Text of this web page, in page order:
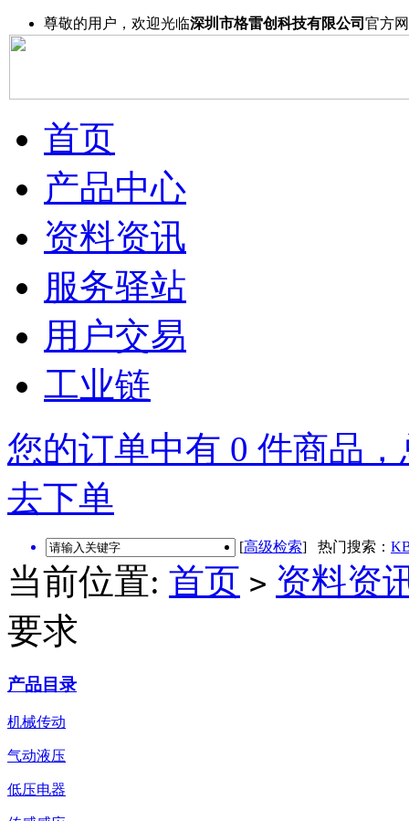
尊敬的用户，欢迎光临深圳市格雷创科技有限公司 官方
首页
产品中心
资料资讯
服务驿站
用户交易
工业链
您的订单中有 0 件商品
去下单
[高级检索] 热门搜索：
当前位置: 首页 > 资料资
要求
产品目录
机械传动
气动液压
低压电器